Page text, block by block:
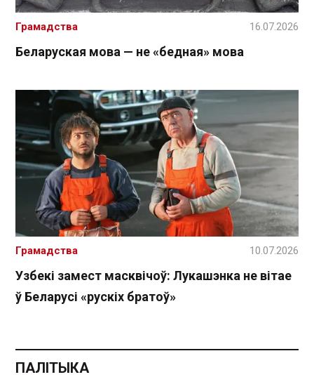
Беларуская мова — не «бедная» мова
Грамадства 16.07.2026
Узбекі замест масквічоў: Лукашэнка не вітае
ў Беларусі «рускіх братоў»
Грамадства 10.07.2026
ПАЛІТЫКА